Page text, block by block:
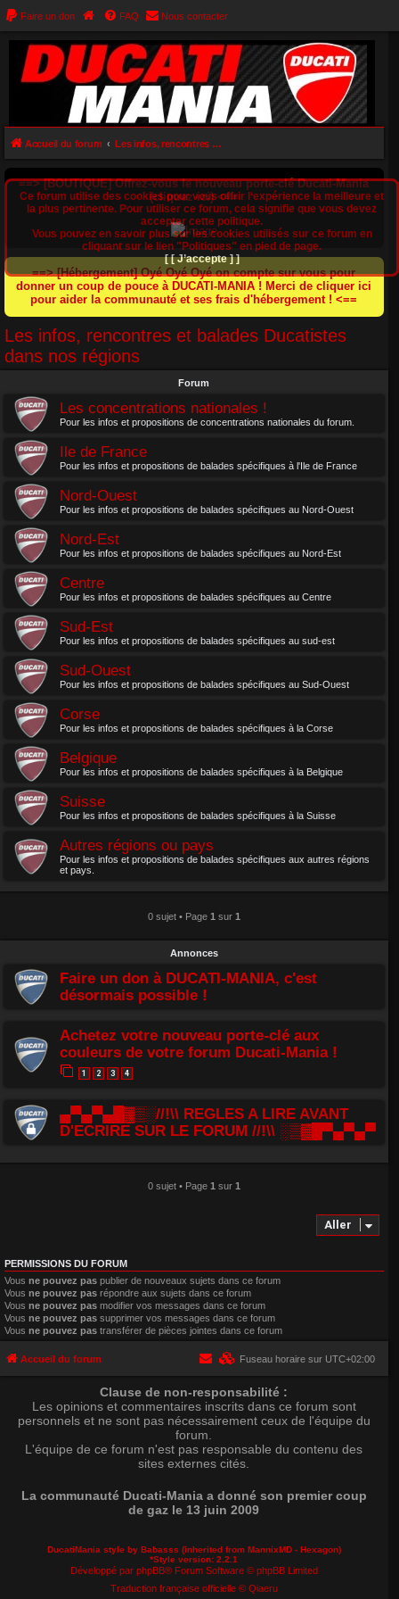
Faire un don FAQ Nous contacter
Accueil du forum Les infos, rencontres et balades Ducatistes dans nos régions
==> [BOUTIQUE] Offrez-vous le nouveau porte-clé Ducati-Mania
(cliquez ici) <==
==> [Hébergement] Oyé Oyé Oyé on compte sur vous pour
donner un coup de pouce à DUCATI-MANIA ! Merci de cliquer ici
pour aider la communauté et ses frais d'hébergement ! <==
Les infos, rencontres et balades Ducatistes
dans nos régions
Forum
Les concentrations nationales !
Pour les infos et propositions de concentrations nationales du forum.
Ile de France
Pour les infos et propositions de balades spécifiques à l'Ile de France
Nord-Ouest
Pour les infos et propositions de balades spécifiques au Nord-Ouest
Nord-Est
Pour les infos et propositions de balades spécifiques au Nord-Est
Centre
Pour les infos et propositions de balades spécifiques au Centre
Sud-Est
Pour les infos et propositions de balades spécifiques au sud-est
Sud-Ouest
Pour les infos et propositions de balades spécifiques au Sud-Ouest
Corse
Pour les infos et propositions de balades spécifiques à la Corse
Belgique
Pour les infos et propositions de balades spécifiques à la Belgique
Suisse
Pour les infos et propositions de balades spécifiques à la Suisse
Autres régions ou pays
Pour les infos et propositions de balades spécifiques aux autres régions
et pays.
0 sujet • Page 1 sur 1
Annonces
Faire un don à DUCATI-MANIA, c'est
désormais possible !
Achetez votre nouveau porte-clé aux
couleurs de votre forum Ducati-Mania !
1 2 3 4
▄▀▄▀▄█▓▒░//!\\ REGLES A LIRE AVANT
D'ECRIRE SUR LE FORUM //!\\ ░▒▓█▀▄▀▄▀
0 sujet • Page 1 sur 1
Aller
PERMISSIONS DU FORUM
Vous ne pouvez pas publier de nouveaux sujets dans ce forum
Vous ne pouvez pas répondre aux sujets dans ce forum
Vous ne pouvez pas modifier vos messages dans ce forum
Vous ne pouvez pas supprimer vos messages dans ce forum
Vous ne pouvez pas transférer de pièces jointes dans ce forum
Ce forum utilise des cookies pour vous offrir l‘expérience la meilleure et
la plus pertinente. Pour utiliser ce forum, cela signifie que vous devez
accepter cette politique.
Vous pouvez en savoir plus sur les cookies utilisés sur ce forum en
cliquant sur le lien "Politiques" en pied de page.
[ [ J’accepte ] ]
Accueil du forum Fuseau horaire sur UTC+02:00
Clause de non-responsabilité :
Les opinions et commentaires inscrits dans ce forum sont
personnels et ne sont pas nécessairement ceux de l'équipe du
forum.
L'équipe de ce forum n'est pas responsable du contenu des
sites externes cités.
La communauté Ducati-Mania a donné son premier coup
de gaz le 13 juin 2009
DucatiMania style by Babasss (inherited from MannixMD- Hexagon)
*Style version: 2.2.1
Développé par phpBB® Forum Software © phpBB Limited
Traduction française officielle© Qiaeru